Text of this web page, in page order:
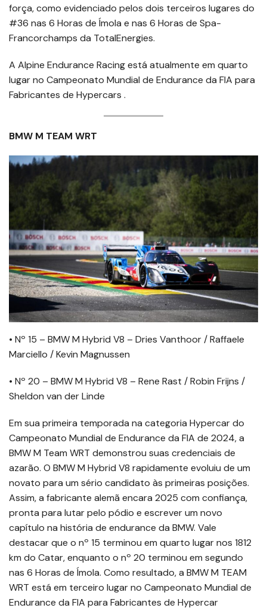
força, como evidenciado pelos dois terceiros lugares do
#36 nas 6 Horas de Ímola e nas 6 Horas de Spa-
Francorchamps da TotalEnergies.
A Alpine Endurance Racing está atualmente em quarto
lugar no Campeonato Mundial de Endurance da FIA para
Fabricantes de Hypercars .
BMW M TEAM WRT
• Nº 15 – BMW M Hybrid V8 – Dries Vanthoor / Raffaele
Marciello / Kevin Magnussen
• Nº 20 – BMW M Hybrid V8 – Rene Rast / Robin Frijns /
Sheldon van der Linde
Em sua primeira temporada na categoria Hypercar do
Campeonato Mundial de Endurance da FIA de 2024, a
BMW M Team WRT demonstrou suas credenciais de
azarão. O BMW M Hybrid V8 rapidamente evoluiu de um
novato para um sério candidato às primeiras posições.
Assim, a fabricante alemã encara 2025 com confiança,
pronta para lutar pelo pódio e escrever um novo
capítulo na história de endurance da BMW. Vale
destacar que o nº 15 terminou em quarto lugar nos 1812
km do Catar, enquanto o nº 20 terminou em segundo
nas 6 Horas de Ímola. Como resultado, a BMW M TEAM
WRT está em terceiro lugar no Campeonato Mundial de
Endurance da FIA para Fabricantes de Hypercar